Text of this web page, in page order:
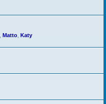
Matto Katy